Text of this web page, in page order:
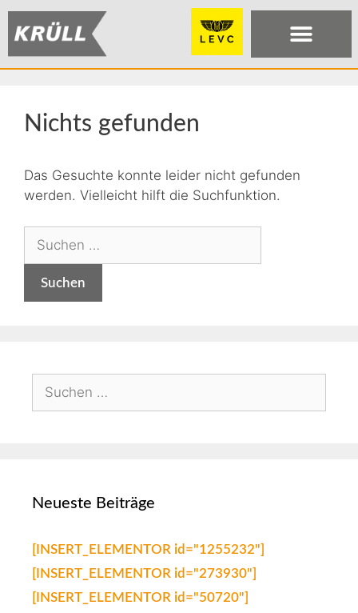
Nichts gefunden
Das Gesuchte konnte leider nicht gefunden
werden. Vielleicht hilft die Suchfunktion.
Neueste Beiträge
[INSERT_ELEMENTOR id="1255232"]
[INSERT_ELEMENTOR id="273930"]
[INSERT_ELEMENTOR id="50720"]